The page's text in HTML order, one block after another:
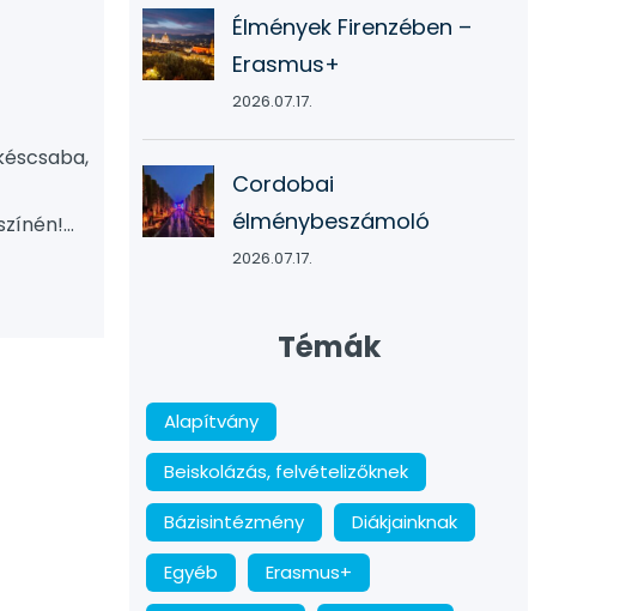
Élmények Firenzében –
Erasmus+
2026.07.17.
Cordobai
élménybeszámoló
2026.07.17.
Témák
Alapítvány
Beiskolázás, felvételizőknek
Bázisintézmény
Diákjainknak
Egyéb
Erasmus+